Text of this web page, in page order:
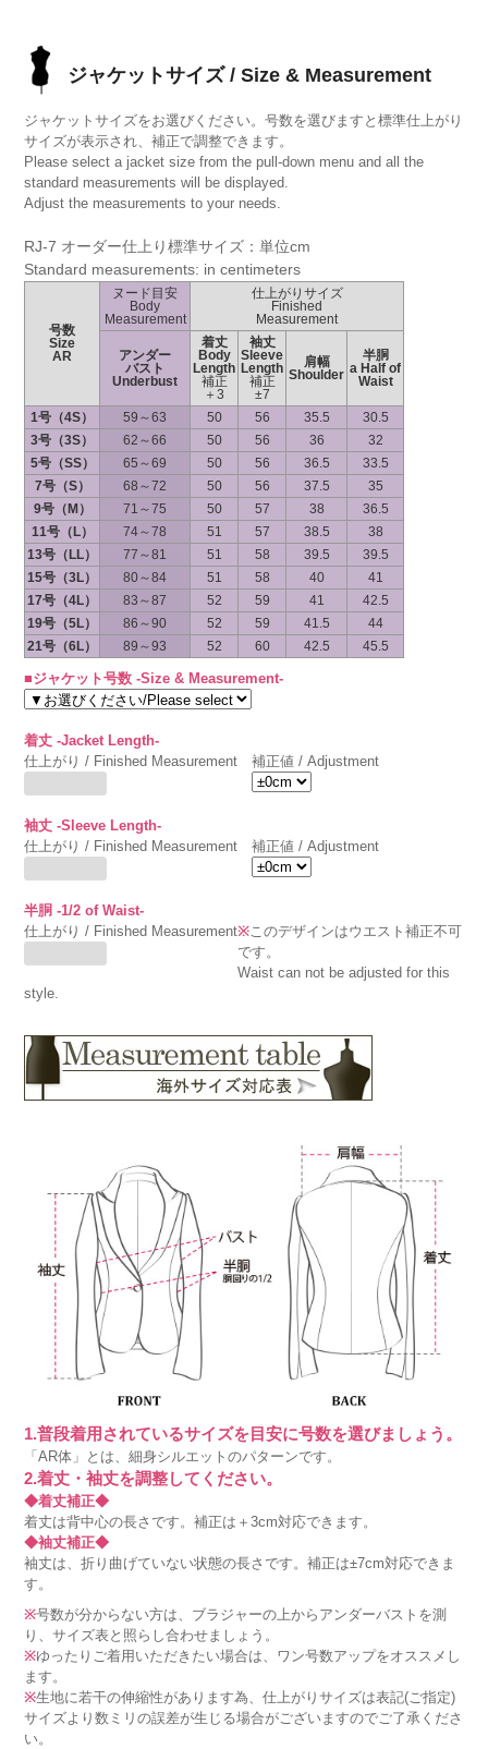
ジャケットサイズ / Size & Measurement
ジャケットサイズをお選びください。号数を選びますと標準仕上がり
サイズが表示され、補正で調整できます。
Please select a jacket size from the pull-down menu and all the
standard measurements will be displayed.
Adjust the measurements to your needs.
RJ-7 オーダー仕上り標準サイズ：単位cm
Standard measurements: in centimeters
号数
Size
AR
ヌード目安
Body
Measurement
仕上がりサイズ
Finished
Measurement
アンダー
バスト
Underbust
着丈
Body
Length
補正
＋3
袖丈
Sleeve
Length
補正
±7
肩幅
Shoulder
半胴
a Half of
Waist
1号（4S） 59～63 50 56 35.5
30.5
3号（3S）
62～66 50 56 36
32
5号（SS）
65～69 50 56 36.5
33.5
7号（S）
68～72 50 56 37.5
35
9号（M）
71～75 50 57 38
36.5
11号（L）
74～78 51 57 38.5
38
13号（LL）
77～81 51 58 39.5
39.5
15号（3L）
80～84 51 58 40
41
17号（4L）
83～87 52 59 41
42.5
19号（5L）
86～90 52 59 41.5
44
21号（6L）
89～93 52 60 42.5 45.5
■ジャケット号数 -Size & Measurement-
着丈 -Jacket Length-
仕上がり / Finished Measurement
補正値 / Adjustment
袖丈 -Sleeve Length-
仕上がり / Finished Measurement
補正値 / Adjustment
半胴 -1/2 of Waist-
仕上がり / Finished Measurement※このデザインはウエスト補正不可
です。
Waist can not be adjusted for this
style.
1.普段着用されているサイズを目安に号数を選びましょう。
「AR体」とは、細身シルエットのパターンです。
2.着丈・袖丈を調整してください。
◆着丈補正◆
着丈は背中心の長さです。補正は＋3cm対応できます。
◆袖丈補正◆
袖丈は、折り曲げていない状態の長さです。補正は±7cm対応できま
す。
※号数が分からない方は、ブラジャーの上からアンダーバストを測
り、サイズ表と照らし合わせましょう。
※ゆったりご着用いただきたい場合は、ワン号数アップをオススメし
ます。
※生地に若干の伸縮性があります為、仕上がりサイズは表記(ご指定)
サイズより数ミリの誤差が生じる場合がございますのでご了承くださ
い。